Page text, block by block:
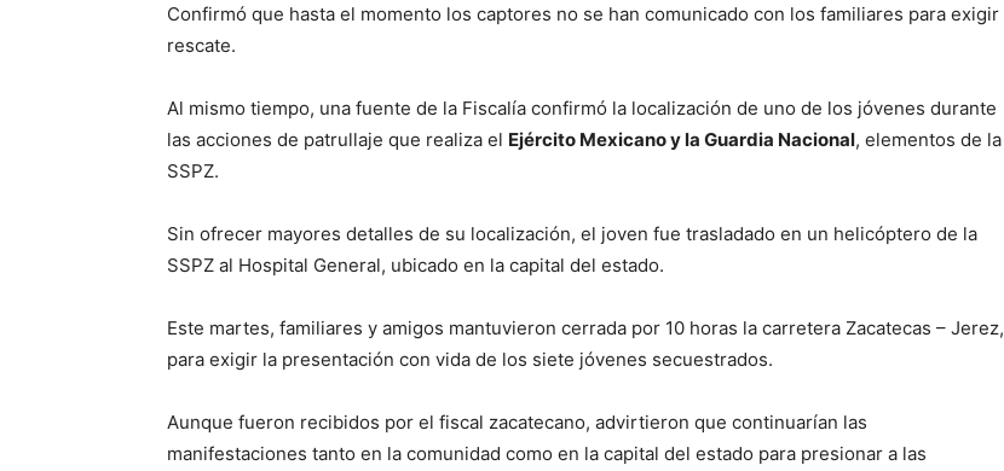
Confirmó que hasta el momento los captores no se han comunicado con los familiares para exigir
rescate.
Al mismo tiempo, una fuente de la Fiscalía confirmó la localización de uno de los jóvenes durante
las acciones de patrullaje que realiza el Ejército Mexicano y la Guardia Nacional, elementos de la
SSPZ.
Sin ofrecer mayores detalles de su localización, el joven fue trasladado en un helicóptero de la
SSPZ al Hospital General, ubicado en la capital del estado.
Este martes, familiares y amigos mantuvieron cerrada por 10 horas la carretera Zacatecas – Jerez,
para exigir la presentación con vida de los siete jóvenes secuestrados.
Aunque fueron recibidos por el fiscal zacatecano, advirtieron que continuarían las
manifestaciones tanto en la comunidad como en la capital del estado para presionar a las